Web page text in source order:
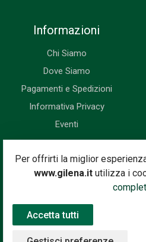
Per offrirti la miglior
www.gilena.itutilizza i
Accetta tutti
Informazioni
Chi Siamo
Dove Siamo
Pagamenti e Spedizioni
Informativa Privacy
Eventi
Iscriviti subito alla nostra
novità, le offerte, i
Indirizzo Email